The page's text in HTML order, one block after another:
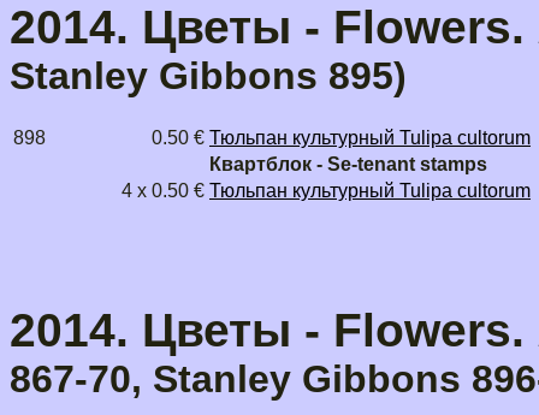
2014. Цветы - Flowers.
Stanley Gibbons 895)
898 0.50 € Тюльпан культурный Tulipa cultorum
Квартблок - Se-tenant stamps
4 x 0.50 € Тюльпан культурный Tulipa cultorum
2014. Цветы - Flowers.
867-70, Stanley Gibbons